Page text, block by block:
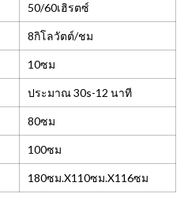
50/60เฮิรตซ์
8กิโลวัตต์/ชม
10ซม
ประมาณ 30s-12 นาที
80ซม
100ซม
180ซม.X110ซม.X116ซม